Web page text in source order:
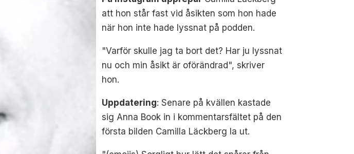
att hon står fast vid åsikten som hon hade
när hon inte hade lyssnat på podden.
"Varför skulle jag ta bort det? Har ju lyssnat
nu och min åsikt är oförändrad", skriver
hon.
Uppdatering: Senare på kvällen kastade
sig Anna Book in i kommentarsfältet på den
första bilden Camilla Läckberg la ut.